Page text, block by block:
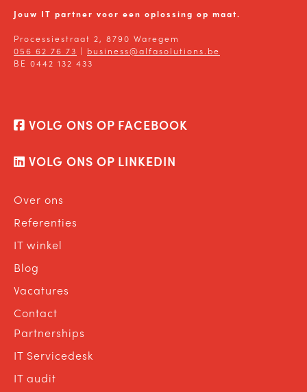
Jouw IT partner voor een oplossing op maat.
Processiestraat 2, 8790 Waregem
056 62 76 73 | business@alfasolutions.be
BE 0442 132 433
VOLG ONS OP FACEBOOK
VOLG ONS OP LINKEDIN
Over ons
Referenties
IT winkel
Blog
Vacatures
Contact
Partnerships
IT Servicedesk
IT audit